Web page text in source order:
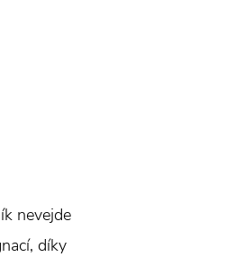
nevejde
díky